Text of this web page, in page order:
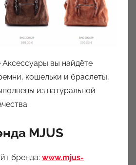
Аксессуары вы найдёте
кошельки и браслеты,
из натуральной
MJUS
бренда: www.mjus-